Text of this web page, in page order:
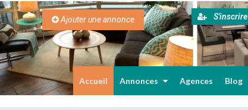
Ajouter une annonce S'inscrire
Accueil Annonces Agences Blog